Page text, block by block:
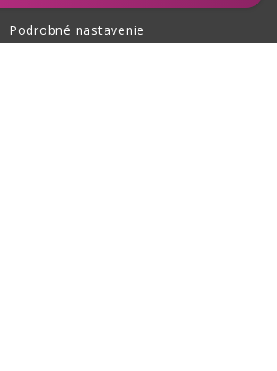
Podrobné nastavenie